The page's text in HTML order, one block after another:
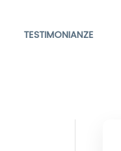
TESTIMONIANZE